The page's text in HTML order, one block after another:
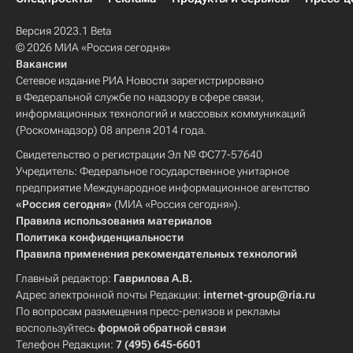
Версия 2023.1 Beta
© 2026 МИА «Россия сегодня»
Вакансии
Сетевое издание РИА Новости зарегистрировано
в Федеральной службе по надзору в сфере связи,
информационных технологий и массовых коммуникаций
(Роскомнадзор) 08 апреля 2014 года.
Свидетельство о регистрации Эл № ФС77-57640
Учредитель: Федеральное государственное унитарное
предприятие Международное информационное агентство
«Россия сегодня» (МИА «Россия сегодня»).
Правила использования материалов
Политика конфиденциальности
Правила применения рекомендательных технологий
Главный редактор: Гаврилова А.В.
Адрес электронной почты Редакции: internet-group@ria.ru
По вопросам размещения пресс-релизов и рекламы
воспользуйтесьформой обратной связи
Телефон Редакции: 7 (495) 645-6601